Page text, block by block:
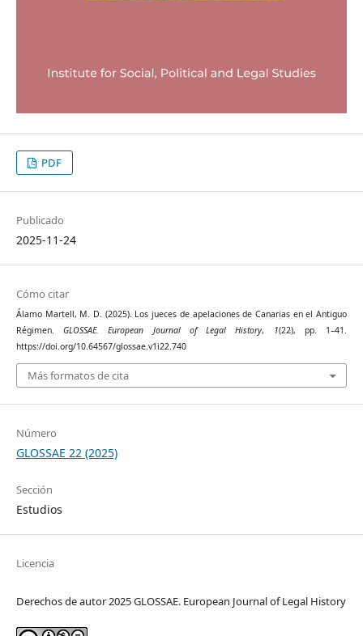
PDF
Publicado
2025-11-24
Cómo citar
Álamo Martell, M. D. (2025). Los jueces de apelaciones de Canarias en el Antiguo
Régimen.GLOSSAE. European Journal of Legal History, 1(22), pp. 1–41.
https://doi.org/10.64567/glossae.v1i22.740
Más formatos de cita
Número
GLOSSAE 22 (2025)
Sección
Estudios
Licencia
Derechos de autor 2025 GLOSSAE. European Journal of Legal History